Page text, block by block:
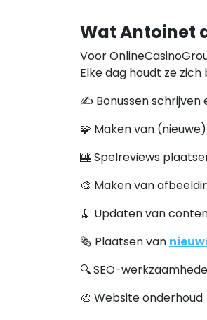
Wat Antoinet
Voor
Elke dag houdt ze
✍️ Bonussen schrijven
🧩 Maken van
🎰 Spelreviews
🎨 Maken van
🧹 Updaten van
🗞️ Plaatsen van
🔍 SEO-
🎨 Website onderhoud